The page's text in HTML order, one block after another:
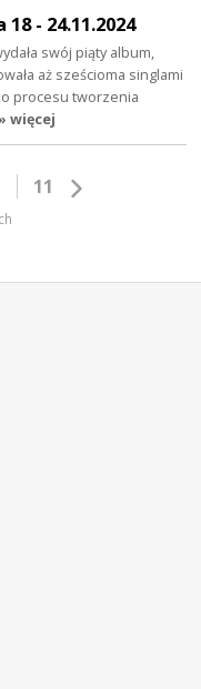
18 - 24.11.2024
swój piąty album,
aż sześcioma singlami
procesu tworzenia
więcej
11